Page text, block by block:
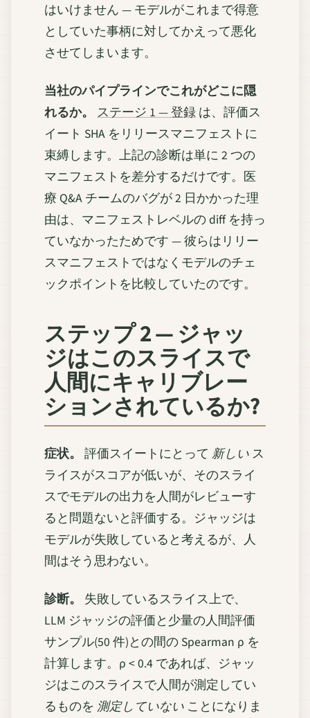
はいけません — モデルがこれまで得意
としていた事柄に対してかえって悪化
させてしまいます。
当社のパイプラインでこれがどこに隠
れるか。
ステージ 1 — 登録 は、評価ス
イート SHA をリリースマニフェストに
束縛します。上記の診断は単に 2 つの
マニフェストを差分するだけです。医
療 Q&A チームのバグが 2 日かかった理
由は、マニフェストレベルの diff を持っ
ていなかったためです — 彼らはリリー
スマニフェストではなくモデルのチェ
ックポイントを比較していたのです。
ステップ 2 — ジャッ
ジはこのスライスで
人間にキャリブレー
ションされているか?
症状。 評価スイートにとって 新しい ス
ライスがスコアが低いが、そのスライ
スでモデルの出力を人間がレビューす
ると問題ないと評価する。ジャッジは
モデルが失敗していると考えるが、人
間はそう思わない。
診断。
失敗しているスライス上で、
LLM ジャッジの評価と少量の人間評価
サンプル(50 件)との間の Spearman ρ を
計算します。ρ < 0.4 であれば、ジャッ
ジはこのスライスで人間が測定してい
るものを 測定していない ことになりま